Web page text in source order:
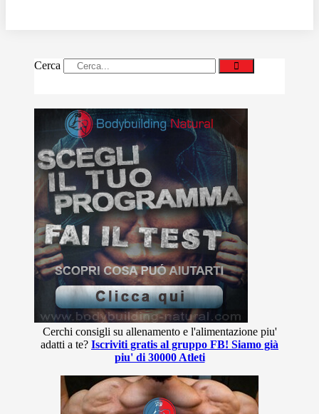
Cerca
Cerchi consigli su allenamento e l'alimentazione piu'
adatti a te? Iscriviti gratis al gruppo FB! Siamo già
piu' di 30000 Atleti